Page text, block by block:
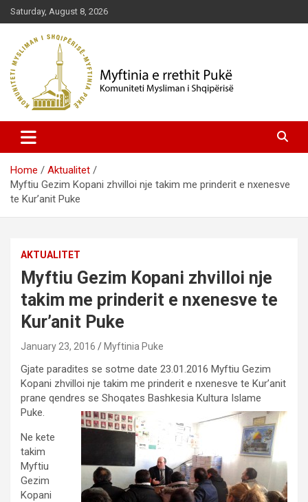
Skip
to
content
Saturday, August 8, 2026
Myftinia Pukë | Faqja Zyrtare
Home
Aktualitet
Myftiu Gezim Kopani zhvilloi nje takim me prinderit e nxenesve
te Kur’anit Puke
AKTUALITET
Myftiu Gezim Kopani zhvilloi nje
takim me prinderit e nxenesve te
Kur’anit Puke
January 23, 2016 Myftinia Puke
Gjate paradites se sotme date 23.01.2016 Myftiu Gezim
Kopani zhvilloi nje takim me prinderit e nxenesve te Kur’anit
prane qendres se Shoqates Bashkesia Kultura Islame
Puke.
Ne kete
takim
Myftiu
Gezim
Kopani